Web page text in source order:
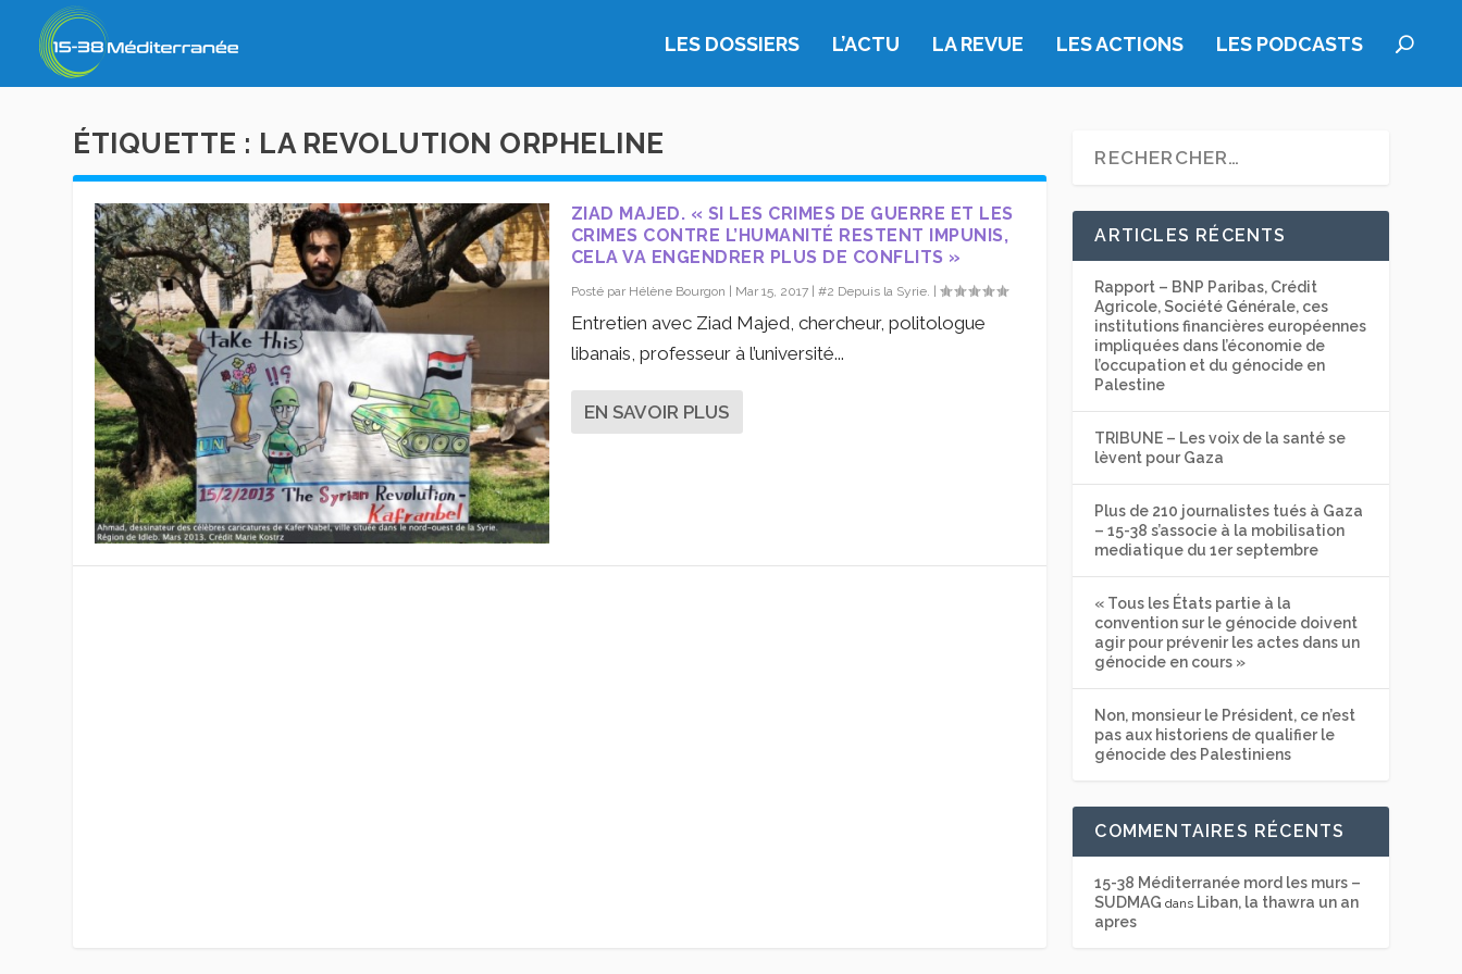
LES DOSSIERS L’ACTU LA REVUE LES ACTIONS LES PODCASTS
ÉTIQUETTE : LA REVOLUTION ORPHELINE
ZIAD MAJED. « SI LES CRIMES DE GUERRE ET LES
CRIMES CONTRE L’HUMANITÉ RESTENT IMPUNIS,
CELA VA ENGENDRER PLUS DE CONFLITS »
Posté par Hélène Bourgon Mar 15, 2017| #2 Depuis la Syrie.
Entretien avec Ziad Majed, chercheur, politologue
libanais, professeur à l’université...
EN SAVOIR PLUS
ARTICLES RÉCENTS
Rapport – BNP Paribas, Crédit
Agricole, Société Générale, ces
institutions financières européennes
impliquées dans l’économie de
l’occupation et du génocide en
Palestine
TRIBUNE – Les voix de la santé se
lèvent pour Gaza
Plus de 210 journalistes tués à Gaza
– 15-38 s’associe à la mobilisation
mediatique du 1er septembre
« Tous les États partie à la
convention sur le génocide doivent
agir pour prévenir les actes dans un
génocide en cours »
Non, monsieur le Président, ce n’est
pas aux historiens de qualifier le
génocide des Palestiniens
COMMENTAIRES RÉCENTS
15-38 Méditerranée mord les murs –
SUDMAG dans Liban, la thawra un an
apres